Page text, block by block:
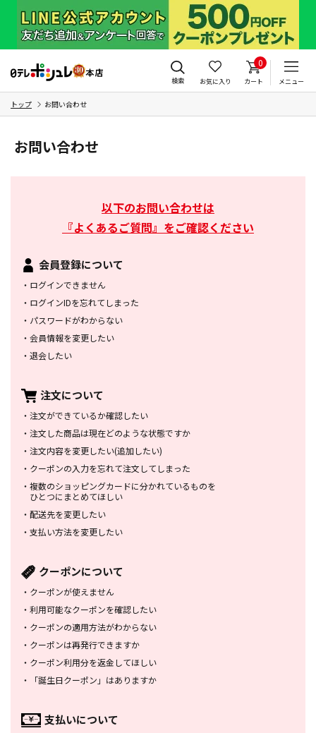
検索 お気に入り
0
カート メニュー
トップ お問い合わせ
お問い合わせ
以下のお問い合わせは
『よくあるご質問』をご確認ください
会員登録について
・ ログインできません
・ ログインIDを忘れてしまった
・ パスワードがわからない
・ 会員情報を変更したい
・ 退会したい
注文について
・ 注文ができているか確認したい
・ 注文した商品は現在どのような状態ですか
・ 注文内容を変更したい(追加したい)
・ クーポンの入力を忘れて注文してしまった
・ 複数のショッピングカードに分かれているものを
ひとつにまとめてほしい
・ 配送先を変更したい
・ 支払い方法を変更したい
クーポンについて
・ クーポンが使えません
・ 利用可能なクーポンを確認したい
・ クーポンの適用方法がわからない
・ クーポンは再発行できますか
・ クーポン利用分を返金してほしい
・
「誕生日クーポン」はありますか
支払いについて